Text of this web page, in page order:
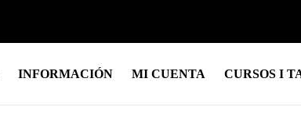
INFORMACIÓN MI CUENTA CURSOS I